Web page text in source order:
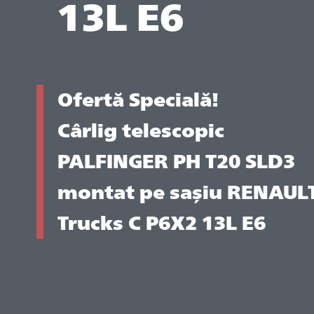
13L E6
Ofertă Specială!
Cârlig telescopic
PALFINGER PH T20 SLD3
montat pe sașiu
Trucks C P6X2 13L E6